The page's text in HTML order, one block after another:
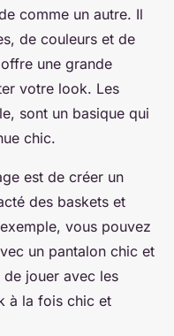
comme un autre. Il
de couleurs et de
une grande
votre look. Les
sont un basique qui
chic.
est de créer un
des baskets et
vous pouvez
un pantalon chic et
de jouer avec les
à la fois chic et